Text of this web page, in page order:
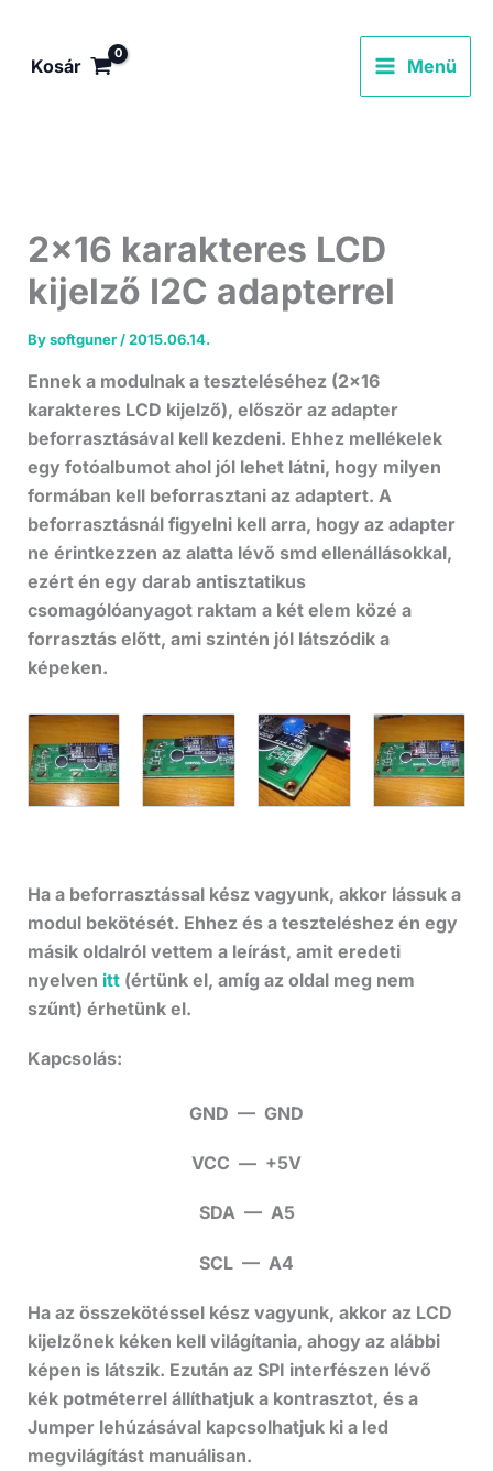
content
Kosár Menü
2×16 karakteres LCD
kijelző I2C adapterrel
Bysoftguner /2015.06.14.
Ennek a modulnak a teszteléséhez (2×16
karakteres LCD kijelző), először az adapter
beforrasztásával kell kezdeni. Ehhez mellékelek
egy fotóalbumot ahol jól lehet látni, hogy milyen
formában kell beforrasztani az adaptert. A
beforrasztásnál figyelni kell arra, hogy az adapter
ne érintkezzen az alatta lévő smd ellenállásokkal,
ezért én egy darab antisztatikus
csomagólóanyagot raktam a két elem közé a
forrasztás előtt, ami szintén jól látszódik a
képeken.
Ha a beforrasztással kész vagyunk, akkor lássuk a
modul bekötését. Ehhez és a teszteléshez én egy
másik oldalról vettem a leírást, amit eredeti
nyelven itt (értünk el, amíg az oldal meg nem
szűnt) érhetünk el.
Kapcsolás:
GND — GND
VCC — +5V
SDA — A5
SCL — A4
Ha az összekötéssel kész vagyunk, akkor az LCD
kijelzőnek kéken kell világítania, ahogy az alábbi
képen is látszik. Ezután az SPI interfészen lévő
kék potméterrel állíthatjuk a kontrasztot, és a
Jumper lehúzásával kapcsolhatjuk ki a led
megvilágítást manuálisan.